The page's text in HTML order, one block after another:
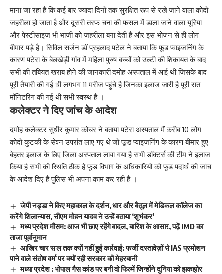
माना जा रहा है कि कई बार ज्यादा दिनों तक सुरक्षित रूप से रखे जाने वाला कोदो
जहरीला हो जाता है और दूसरी तरफ चना की फसल में डाला जाने वाला यूरिया
और पेस्टीसाइज भी भाजी को जहरीला बना देती है और इस भोजन से ही लोग
बीमार पड़े है। सिविल सर्जन डॉ प्रहलाद पटेल ने बताया कि फूड प्वाइजनिंग के
कारण पटेरा के बेलखेड़ी गांव में महिला पुरुष बच्चों को उल्टी की शिकायत के बाद
सभी की तबियत खराब होने की जानकारी दमोह अस्पताल में आई थी जिसके बाद
पूरी तैयारी की गई थी लगभग 11 मरीज पहुंचे है जिनका इलाज जारी है पूरी रात
मॉनिटरिंग की गई थी सभी स्वस्थ है ।
कलेक्टर ने दिए जांच के आदेश
दमोह कलेक्टर सुधीर कुमार कोचर ने बताया पटेरा अस्पताल मैं करीब 10 लोग
कोदो कुटकी के सेवन उपरांत लाए गए थे जो फूड प्वाइजनिंग के कारण बीमार हुए
बेहतर इलाज के लिए जिला अस्पताल लाया गया है सभी डॉक्टर्स की टीम ने इलाज
किया है सभी की स्थिति ठीक है फूड विभाग के अधिकारियों को फूड पदार्थ की जांच
के आदेश दिए है पुलिस भी अपना काम कर रही है ।
जेपी नड्डा ने किए महाकाल के दर्शन, धार और बैतूल में मेडिकल कॉलेज का
करेंगे शिलान्यास, सीएम मोहन यादव ने उन्हें बताया ‘शुभंकर’
मध्य प्रदेश मौसम: आज भी छाए रहेंगे बादल, बारिश के आसार, पढ़ें IMD का
ताजा पूर्वानुमान
आखिर चार साल तक क्यों नहीं हुई कार्रवाई: फर्जी दस्तावेज़ों से IAS प्रमोशन
पाने वाले संतोष वर्मा पर क्यों रही सरकार की मेहरबानी
मध्या प्रदेश : भोपाल गैस कांड पर बनी वो फिल्में जिन्होंने दुनिया को झकझोर